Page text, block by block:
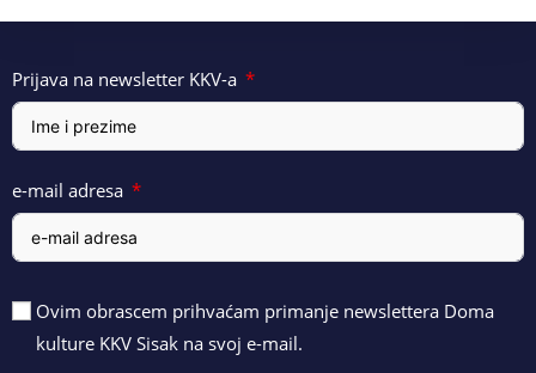
Prijava na newsletter KKV-a
e-mail adresa
Ovim obrascem prihvaćam primanje newslettera Doma
kulture KKV Sisak na svoj e-mail.